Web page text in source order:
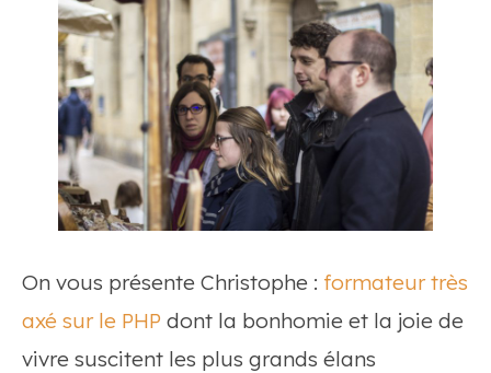
On vous présente Christophe : formateur très
axé sur le PHP dont la bonhomie et la joie de
vivre suscitent les plus grands élans